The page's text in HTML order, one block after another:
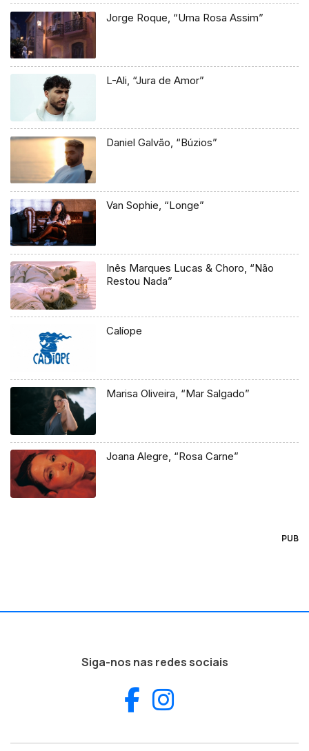
Jorge Roque, “Uma Rosa Assim”
L-Ali, “Jura de Amor”
Daniel Galvão, “Búzios”
Van Sophie, “Longe”
Inês Marques Lucas & Choro, “Não
Restou Nada”
Calíope
Marisa Oliveira, “Mar Salgado”
Joana Alegre, “Rosa Carne”
PUB
Siga-nos nas redes sociais
Facebook